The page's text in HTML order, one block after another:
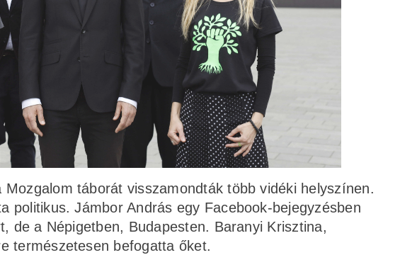
táborát visszamondták több vidéki helyszínen.
politikus. Jámbor András egy Facebook-bejegyzésben
de a Népigetben, Budapesten. Baranyi Krisztina,
természetesen befogatta őket.